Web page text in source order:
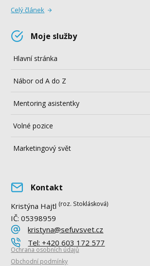
Celý článek
Moje služby
Hlavní stránka
Nábor od A do Z
Mentoring asistentky
Volné pozice
Marketingový svět
Kontakt
Kristýna Hajtl (roz. Stoklásková)
IČ: 05398959
kristyna@sefuvsvet.cz
Tel: +420 603 172 577
Ochrana osobních údajů
Obchodní podmínky